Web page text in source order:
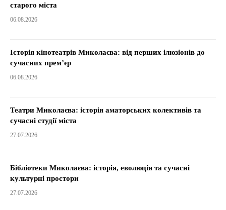
старого міста
06.08.2026
Історія кінотеатрів Миколаєва: від перших ілюзіонів до
сучасних прем’єр
06.08.2026
Театри Миколаєва: історія аматорських колективів та
сучасні студії міста
27.07.2026
Бібліотеки Миколаєва: історія, еволюція та сучасні
культурні простори
27.07.2026